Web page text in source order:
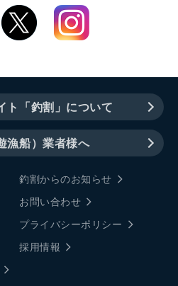
ト「釣割」について
漁船）業者様へ
釣割からのお知らせ
お問い合わせ
プライバシーポリシー
採用情報